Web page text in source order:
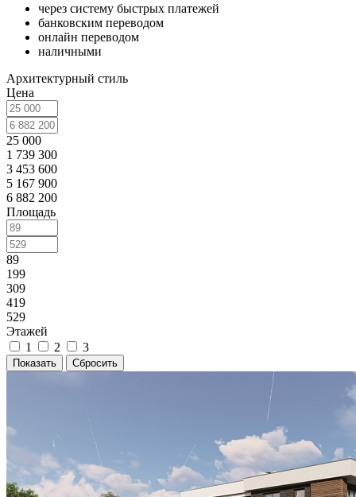
через систему быстрых платежей
банковским переводом
онлайн переводом
наличными
Архитектурный стиль
Цена
25 000
1 739 300
3 453 600
5 167 900
6 882 200
Площадь
89
199
309
419
529
Этажей
1
2 3
Сбросить